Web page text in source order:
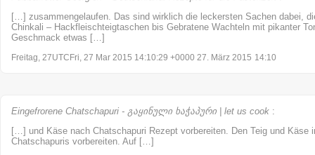
[…] zusammengelaufen. Das sind wirklich die leckersten Sachen dabei,
Chinkali – Hackfleischteigtaschen bis Gebratene Wachteln mit pikanter
Geschmack etwas […]
Freitag, 27UTCFri, 27 Mar 2015 14:10:29 +0000 27. März 2015 14:10
Eingefrorene Chatschapuri - გაყინული ხაჭაპური | let us cook :
[…] und Käse nach Chatschapuri Rezept vorbereiten. Den Teig und Käse
Chatschapuris vorbereiten. Auf […]